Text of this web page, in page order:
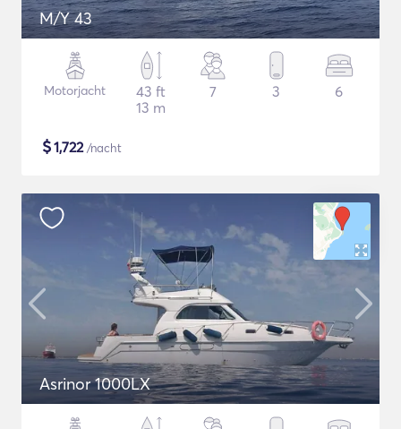
M/Y 43
Motorjacht
43 ft
13 m
7 3 6
$1,722/nacht
Asrinor 1000LX